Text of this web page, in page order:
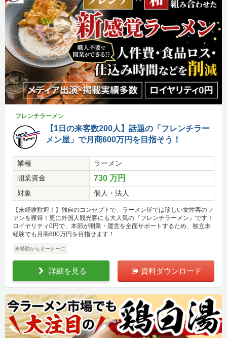
フレンチラーメン
【1日の来客数200人】話題の「フレンチラー
メン屋」で月商600万円を目指そう！
業種
ラーメン
開業資金
730 万円
対象 個人・法人
【未経験歓迎！】独自のコンセプトで、ラーメン屋では珍しい女性客のフ
ァンを獲得！更に外国人観光客にも大人気の『フレンチラーメン』です！
ロイヤリティ0円で、本部が開業・運営を全面サポートするため、独立未
経験でも月商600万円を目指せます！
未経験からオーナーに
詳細を見る 資料ダウンロード